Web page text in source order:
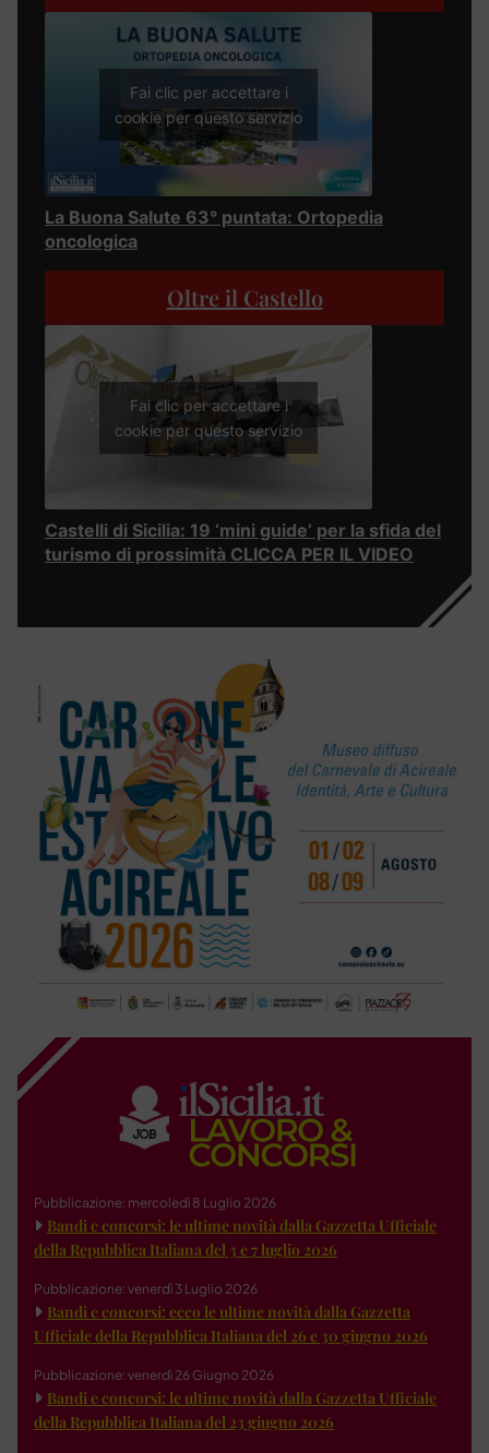
Fai clic per accettare i
cookie per questo servizio
La Buona Salute 63° puntata: Ortopedia
oncologica
Oltre il Castello
Fai clic per accettare i
cookie per questo servizio
Castelli di Sicilia: 19 ‘mini guide’ per la sfida del
turismo di prossimità CLICCA PER IL VIDEO
Pubblicazione: mercoledì 8 Luglio 2026
Bandi e concorsi: le ultime novità dalla Gazzetta Ufficiale
della Repubblica Italiana del 3 e 7 luglio 2026
Pubblicazione: venerdì 3 Luglio 2026
Bandi e concorsi: ecco le ultime novità dalla Gazzetta
Ufficiale della Repubblica Italiana del 26 e 30 giugno 2026
Pubblicazione: venerdì 26 Giugno 2026
Bandi e concorsi: le ultime novità dalla Gazzetta Ufficiale
della Repubblica Italiana del 23 giugno 2026